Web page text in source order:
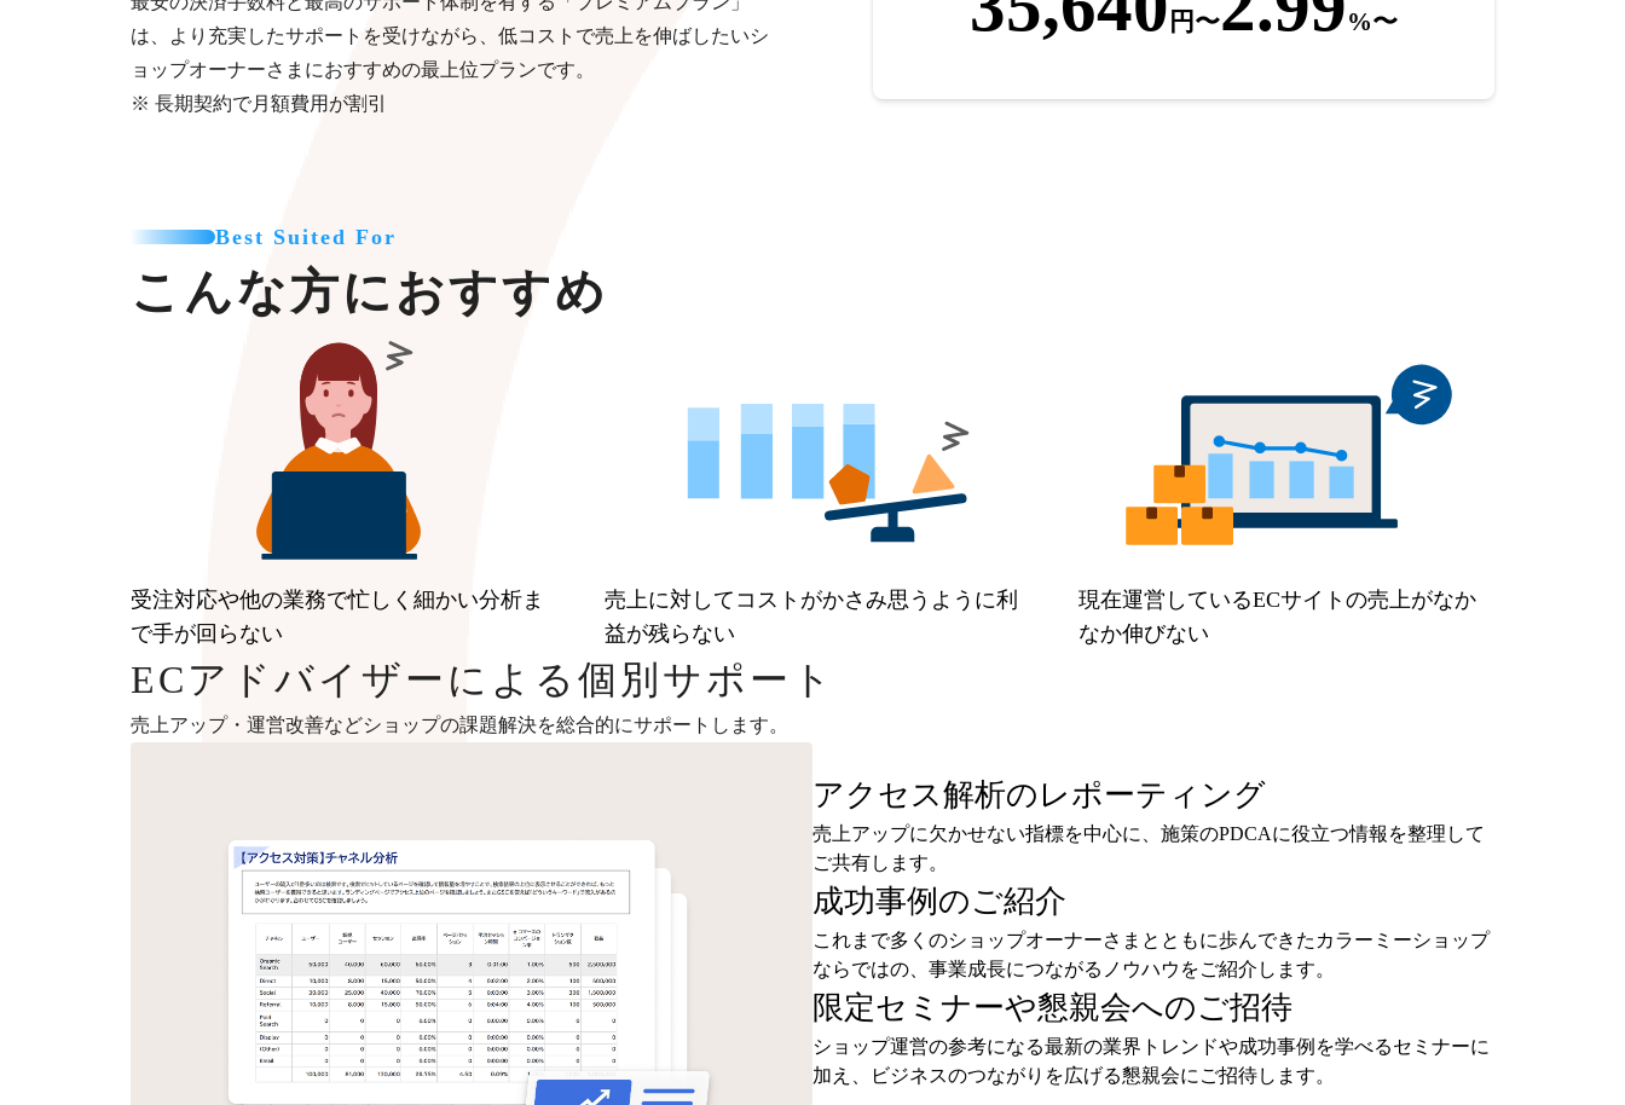
は、より充実したサポートを受けながら、低コストで売上を伸ばしたいシ
ョップオーナーさまにおすすめの最上位プランです。
※ 長期契約で月額費用が割引
円〜 %〜
Best Suited For
こんな方におすすめ
受注対応や他の業務で忙しく細かい分析ま
で手が回らない
売上に対してコストがかさみ思うように利
益が残らない
現在運営しているECサイトの売上がなか
なか伸びない
ECアドバイザーによる個別サポート
売上アップ・運営改善などショップの課題解決を総合的にサポートします。
アクセス解析のレポーティング
売上アップに欠かせない指標を中心に、施策のPDCAに役立つ情報を整理して
ご共有します。
成功事例のご紹介
これまで多くのショップオーナーさまとともに歩んできたカラーミーショップ
ならではの、事業成長につながるノウハウをご紹介します。
限定セミナーや懇親会へのご招待
ショップ運営の参考になる最新の業界トレンドや成功事例を学べるセミナーに
加え、ビジネスのつながりを広げる懇親会にご招待します。